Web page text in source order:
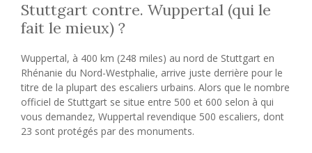
Stuttgart contre. Wuppertal (qui le
fait le mieux) ?
Wuppertal, à 400 km (248 miles) au nord de Stuttgart en
Rhénanie du Nord-Westphalie, arrive juste derrière pour le
titre de la plupart des escaliers urbains. Alors que le nombre
officiel de Stuttgart se situe entre 500 et 600 selon à qui
vous demandez, Wuppertal revendique 500 escaliers, dont
23 sont protégés par des monuments.